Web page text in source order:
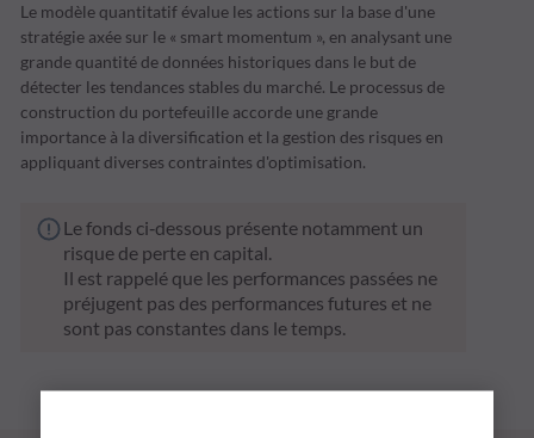
Le modèle quantitatif évalue les actions sur la base d'une
stratégie axée sur le « smart momentum », en analysant une
grande quantité de données historiques dans le but de
détecter les tendances stables du marché. Le processus de
construction du portefeuille accorde une grande
importance à la diversification et la gestion des risques en
appliquant diverses contraintes d'optimisation.
Le fonds ci‑dessous présente notamment un
risque de perte en capital.
Il est rappelé que les performances passées ne
préjugent pas des performances futures et ne
sont pas constantes dans le temps.